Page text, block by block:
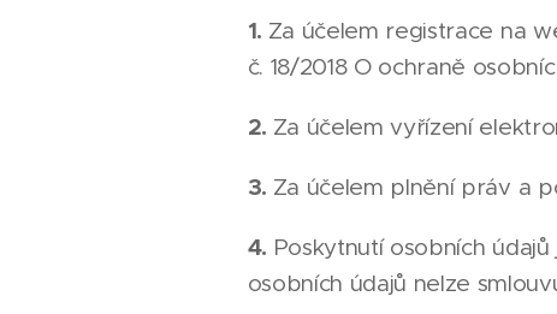
1. Za účelem registrace na
č. 18/2018 O ochraně
2. Za účelem vyřízení
3. Za účelem plnění práv a
4. Poskytnutí osobních
osobních údajů nelze